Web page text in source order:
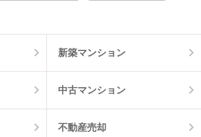
新築マンション
中古マンション
不動産売却